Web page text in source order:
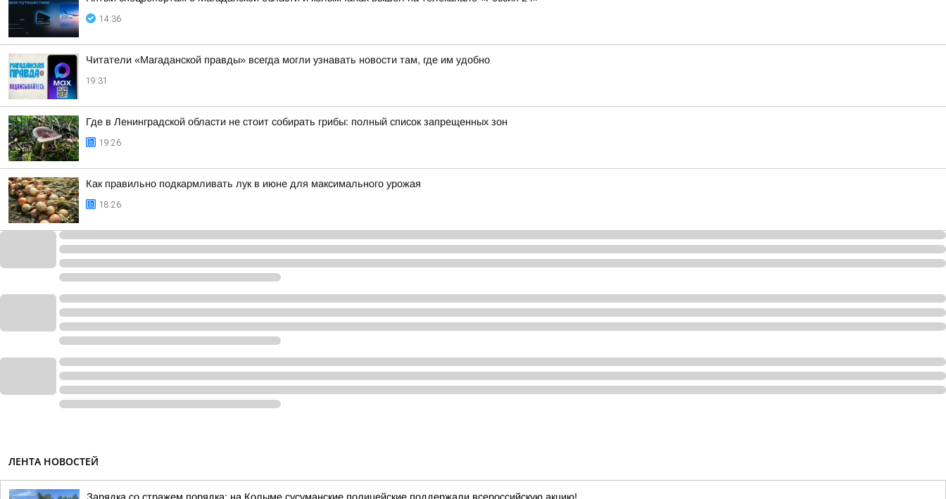
14:36
Читатели «Магаданской правды» всегда могли узнавать новости там, где им удобно
19:31
Где в Ленинградской области не стоит собирать грибы: полный список запрещенных зон
19:26
Как правильно подкармливать лук в июне для максимального урожая
18:26
ЛЕНТА НОВОСТЕЙ